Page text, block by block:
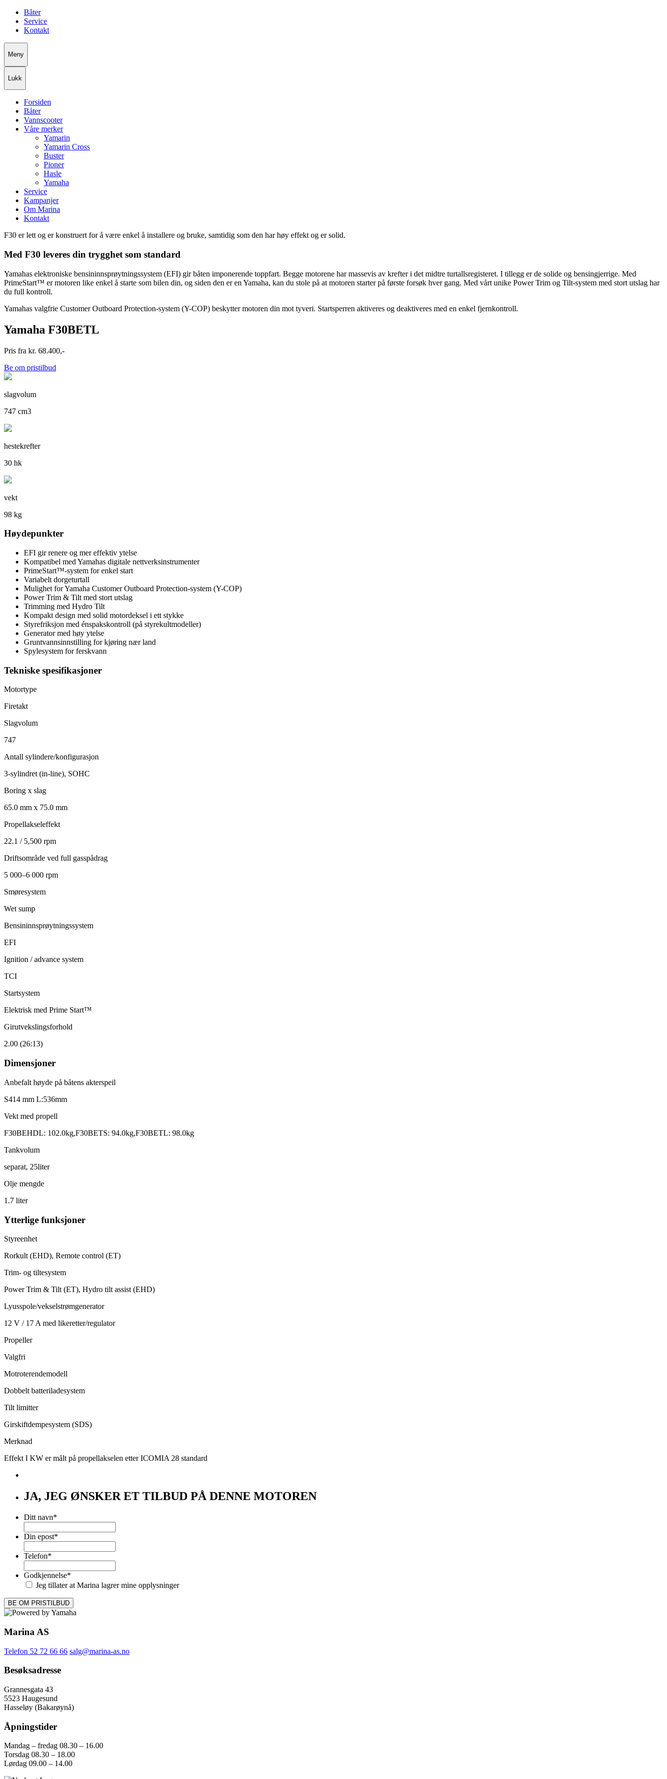
Båter
Service
Kontakt
Meny
Lukk
Forsiden
Båter
Vannscooter
Våre merker
Yamarin
Yamarin Cross
Buster
Pioner
Hasle
Yamaha
Service
Kampanjer
Om Marina
Kontakt
F30 er lett og er konstruert for å være enkel å installere og bruke, samtidig som den har høy effekt og er solid.
Med F30 leveres din trygghet som standard
Yamahas elektroniske bensininnsprøytningssystem (EFI) gir båten imponerende toppfart. Begge motorene har massevis av krefter i det midtre turtallsregisteret. I tillegg er de solide og bensingjerrige. Med
PrimeStart™ er motoren like enkel å starte som bilen din, og siden den er en Yamaha, kan du stole på at motoren starter på første forsøk hver gang. Med vårt unike Power Trim og Tilt-system med stort utslag har
du full kontroll.
Yamahas valgfrie Customer Outboard Protection-system (Y-COP) beskytter motoren din mot tyveri. Startsperren aktiveres og deaktiveres med en enkel fjernkontroll.
Yamaha F30BETL
Pris fra kr. 68.400,-
Be om pristilbud
slagvolum
747 cm3
hestekrefter
30 hk
vekt
98 kg
Høydepunkter
EFI gir renere og mer effektiv ytelse
Kompatibel med Yamahas digitale nettverksinstrumenter
PrimeStart™-system for enkel start
Variabelt dorgeturtall
Mulighet for Yamaha Customer Outboard Protection-system (Y-COP)
Power Trim & Tilt med stort utslag
Trimming med Hydro Tilt
Kompakt design med solid motordeksel i ett stykke
Styrefriksjon med énspakskontroll (på styrekultmodeller)
Generator med høy ytelse
Gruntvannsinnstilling for kjøring nær land
Spylesystem for ferskvann
Tekniske spesifikasjoner
Motortype
Firetakt
Slagvolum
747
Antall sylindere/konfigurasjon
3-sylindret (in-line), SOHC
Boring x slag
65.0 mm x 75.0 mm
Propellakseleffekt
22.1 / 5,500 rpm
Driftsområde ved full gasspådrag
5 000–6 000 rpm
Smøresystem
Wet sump
Bensininnsprøytningssystem
EFI
Ignition / advance system
TCI
Startsystem
Elektrisk med Prime Start™
Girutvekslingsforhold
2.00 (26:13)
Dimensjoner
Anbefalt høyde på båtens akterspeil
S414 mm L:536mm
Vekt med propell
F30BEHDL: 102.0kg,F30BETS: 94.0kg,F30BETL: 98.0kg
Tankvolum
separat, 25liter
Olje mengde
1.7 liter
Ytterlige funksjoner
Styreenhet
Rorkult (EHD), Remote control (ET)
Trim- og tiltesystem
Power Trim & Tilt (ET), Hydro tilt assist (EHD)
Lyusspole/vekselstrømgenerator
12 V / 17 A med likeretter/regulator
Propeller
Valgfri
Motroterendemodell
Dobbelt batteriladesystem
Tilt limitter
Girskiftdempesystem (SDS)
Merknad
Effekt I KW er målt på propellakselen etter ICOMIA 28 standard
JA, JEG ØNSKER ET TILBUD PÅ DENNE MOTOREN
Ditt navn*
Din epost*
Telefon*
Godkjennelse*
Jeg tillater at Marina lagrer mine opplysninger
Marina AS
Telefon 52 72 66 66 salg@marina-as.no
Besøksadresse
Grannesgata 43
5523 Haugesund
Hasseløy (Bakarøynå)
Åpningstider
Mandag – fredag 08.30 – 16.00
Torsdag 08.30 – 18.00
Lørdag 09.00 – 14.00